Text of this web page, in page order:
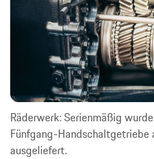
Räderwerk: Serienmäßig
Fünfgang-Handschaltgetriebe
ausgeliefert.